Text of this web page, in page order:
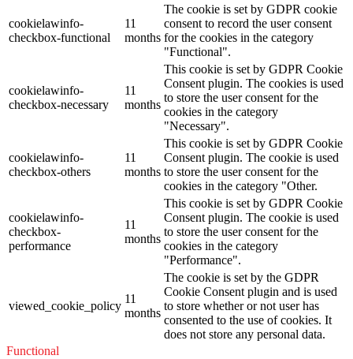
cookielawinfo-
checkbox-functional
11
months
The cookie is set by GDPR cookie
consent to record the user consent
for the cookies in the category
"Functional".
cookielawinfo-
checkbox-necessary
11
months
This cookie is set by GDPR Cookie
Consent plugin. The cookies is used
to store the user consent for the
cookies in the category
"Necessary".
cookielawinfo-
checkbox-others
11
months
This cookie is set by GDPR Cookie
Consent plugin. The cookie is used
to store the user consent for the
cookies in the category "Other.
cookielawinfo-
checkbox-
performance
11
months
This cookie is set by GDPR Cookie
Consent plugin. The cookie is used
to store the user consent for the
cookies in the category
"Performance".
viewed_cookie_policy
11
months
The cookie is set by the GDPR
Cookie Consent plugin and is used
to store whether or not user has
consented to the use of cookies. It
does not store any personal data.
Functional